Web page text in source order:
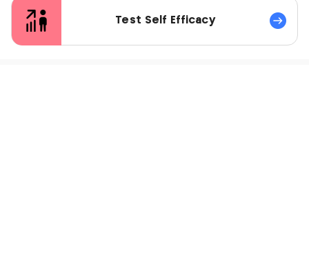
Test Self Efficacy